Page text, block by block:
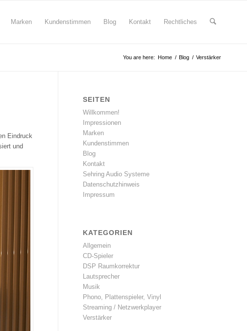
Marken Kundenstimmen Blog Kontakt Rechtliches
You are here: Home / Blog / Verstärker
Eindruck
und
SEITEN
Willkommen!
Impressionen
Marken
Kundenstimmen
Blog
Kontakt
Sehring Audio Systeme
Datenschutzhinweis
Impressum
KATEGORIEN
Allgemein
CD-Spieler
DSP Raumkorrektur
Lautsprecher
Musik
Phono, Plattenspieler, Vinyl
Streaming / Netzwerkplayer
Verstärker